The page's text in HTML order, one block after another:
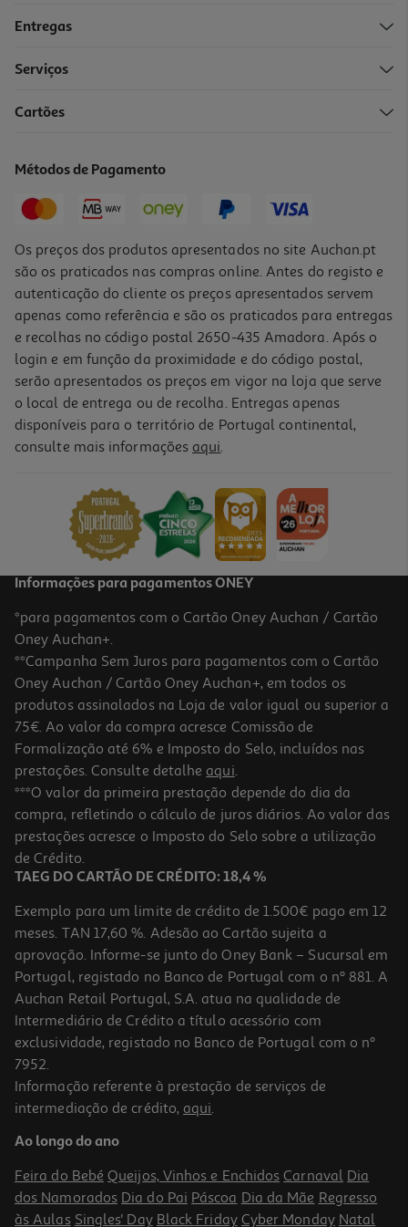
-10%
14,35 € PVP de editor
-10%
Livro O Meu Primeiro Livro De Futebol
PVP de editor
11,97 €
-10%
Livro O Grande Livro Respostas
13.49 €/un
14,99 € PVP de editor
13,49 €
-10%
Livro O Meu Primeiro Livro Das Cores De Agnese Baruzzi
7.92 €/un
PVP de editor
7,92 €
Entregas
Serviços
Cartões
Métodos de Pagamento
Os preços dos produtos apresentados no site Auchan.pt
são os praticados nas compras online. Antes do registo e
autenticação do cliente os preços apresentados servem
apenas como referência e são os praticados para entregas
e recolhas no código postal 2650-435 Amadora. Após o
login e em função da proximidade e do código postal,
serão apresentados os preços em vigor na loja que serve
o local de entrega ou de recolha. Entregas apenas
disponíveis para o território de Portugal continental,
consulte mais informações aqui.
Informações para pagamentos ONEY
*para pagamentos com o Cartão Oney Auchan / Cartão
Oney Auchan+.
**Campanha Sem Juros para pagamentos com o Cartão
Oney Auchan / Cartão Oney Auchan+, em todos os
produtos assinalados na Loja de valor igual ou superior a
75€. Ao valor da compra acresce Comissão de
Formalização até 6% e Imposto do Selo, incluídos nas
prestações. Consulte detalhe aqui.
***O valor da primeira prestação depende do dia da
compra, refletindo o cálculo de juros diários. Ao valor das
prestações acresce o Imposto do Selo sobre a utilização
de Crédito.
TAEG DO CARTÃO DE CRÉDITO: 18,4 %
Exemplo para um limite de crédito de 1.500€ pago em 12
meses. TAN 17,60 %. Adesão ao Cartão sujeita a
aprovação. Informe-se junto do Oney Bank – Sucursal em
Portugal, registado no Banco de Portugal com o nº 881. A
Auchan Retail Portugal, S.A. atua na qualidade de
Intermediário de Crédito a título acessório com
exclusividade, registado no Banco de Portugal com o nº
7952.
Informação referente à prestação de serviços de
intermediação de crédito, aqui.
Ao longo do ano
Feira do Bebé Queijos, Vinhos e Enchidos Carnaval Dia
dos Namorados Dia do Pai Páscoa Dia da Mãe Regresso
às Aulas Singles' Day Black Friday Cyber Monday Natal